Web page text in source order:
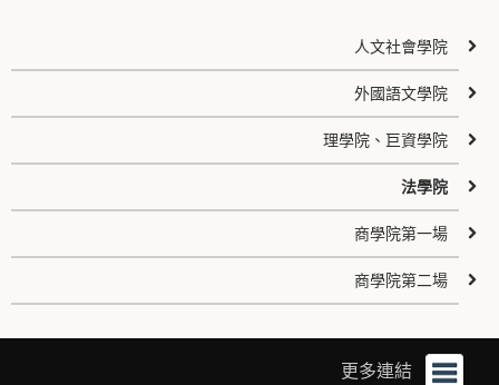
人文社會學院
外國語文學院
理學院、巨資學院
法學院
商學院第一場
商學院第二場
更多連結